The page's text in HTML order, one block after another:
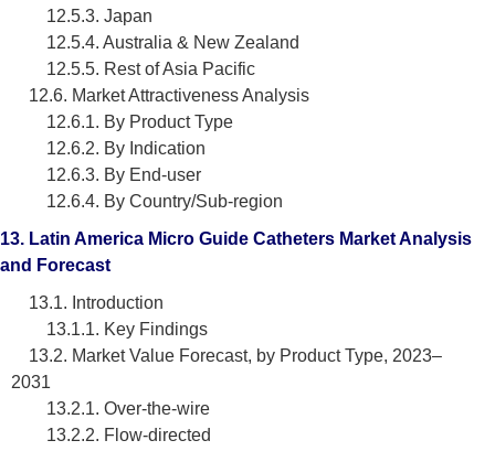
12.5.3. Japan
12.5.4. Australia & New Zealand
12.5.5. Rest of Asia Pacific
12.6. Market Attractiveness Analysis
12.6.1. By Product Type
12.6.2. By Indication
12.6.3. By End-user
12.6.4. By Country/Sub-region
13. Latin America Micro Guide Catheters Market Analysis
and Forecast
13.1. Introduction
13.1.1. Key Findings
13.2. Market Value Forecast, by Product Type, 2023–
2031
13.2.1. Over-the-wire
13.2.2. Flow-directed